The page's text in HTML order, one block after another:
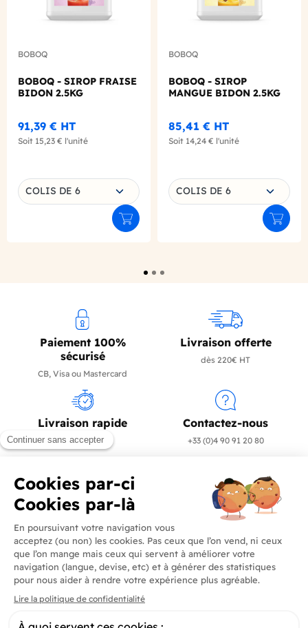
BOBOQ
BOBOQ - SIROP FRAISE
BIDON 2.5KG
91,39 € HT
Soit 15,23 € l'unité
Choisissez une déclinaison
COLIS DE 6
Ajouter au panier
BOBOQ
BOBOQ - SIROP
MANGUE BIDON 2.5KG
85,41 € HT
Soit 14,24 € l'unité
Choisissez une déclinaison
COLIS DE 6
Paiement 100%
sécurisé
CB, Visa ou Mastercard
Livraison offerte
dès 220€ HT
Livraison rapide
en 24/72h
Contactez-nous
+33 (0)4 90 91 20 80